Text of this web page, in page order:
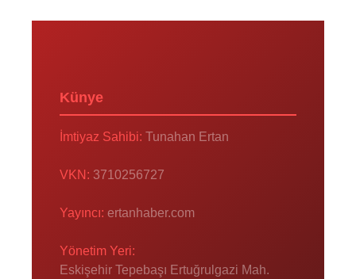
Künye
İmtiyaz Sahibi: Tunahan Ertan
VKN: 3710256727
Yayıncı: ertanhaber.com
Yönetim Yeri:
Eskişehir Tepebaşı Ertuğrulgazi Mah.